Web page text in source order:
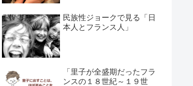
民族性ジョークで見る「日
本人とフランス人」
「里子が全盛期だったフラ
ンスの１８世紀～１９世